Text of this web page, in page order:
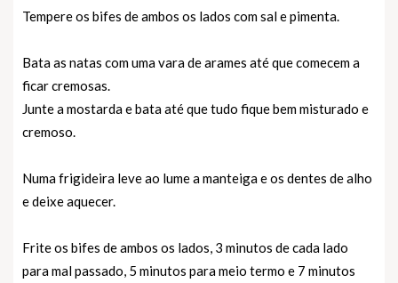
Tempere os bifes de ambos os lados com sal e pimenta.
Bata as natas com uma vara de arames até que comecem a
ficar cremosas.
Junte a mostarda e bata até que tudo fique bem misturado e
cremoso.
Numa frigideira leve ao lume a manteiga e os dentes de alho
e deixe aquecer.
Frite os bifes de ambos os lados, 3 minutos de cada lado
para mal passado, 5 minutos para meio termo e 7 minutos